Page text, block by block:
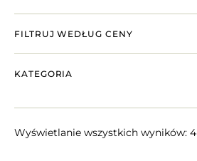
FILTRUJ WEDŁUG CENY
KATEGORIA
Wyświetlanie wszystkich wyników: 4